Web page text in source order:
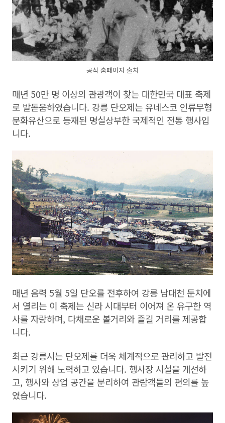
공식 홈페이지 출처
매년 50만 명 이상의 관광객이 찾는 대한민국 대표 축제
로 발돋움하였습니다. 강릉 단오제는 유네스코 인류무형
문화유산으로 등재된 명실상부한 국제적인 전통 행사입
니다.
매년 음력 5월 5일 단오를 전후하여 강릉 남대천 둔치에
서 열리는 이 축제는 신라 시대부터 이어져 온 유구한 역
사를 자랑하며, 다채로운 볼거리와 즐길 거리를 제공합
니다.
최근 강릉시는 단오제를 더욱 체계적으로 관리하고 발전
시키기 위해 노력하고 있습니다. 행사장 시설을 개선하
고, 행사와 상업 공간을 분리하여 관람객들의 편의를 높
였습니다.